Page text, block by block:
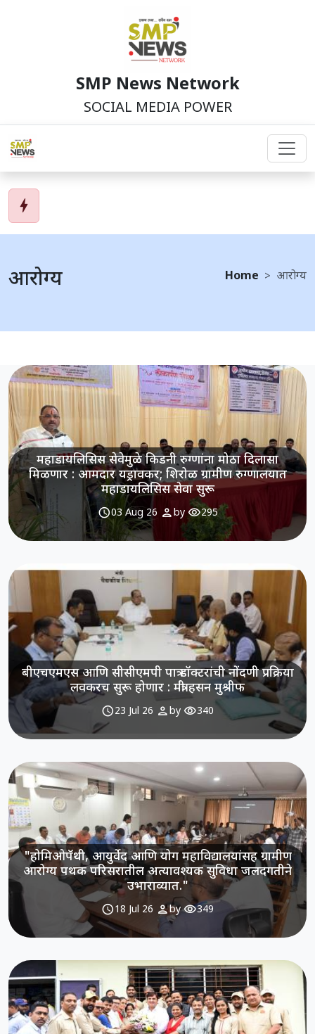
SMP News Network
SOCIAL MEDIA POWER
bolt
आरोग्य Home आरोग्य
महाडायलिसिस सेवेमुळे किडनी रुग्णांना मोठा दिलासा
मिळणार : आमदार यड्रावकर; शिरोळ ग्रामीण रुग्णालयात
महाडायलिसिस सेवा सुरू
schedule03 Aug 26 personby visibility295
बीएचएमएस आणि सीसीएमपी पात्र डॉक्टरांची नोंदणी प्रक्रिया
लवकरच सुरू होणार : मंत्री हसन मुश्रीफ
schedule23 Jul 26 personby visibility340
​"होमिओपॅथी, आयुर्वेद आणि योग महाविद्यालयांसह ग्रामीण
आरोग्य पथक परिसरातील अत्यावश्यक सुविधा जलदगतीने
उभाराव्यात."
schedule18 Jul 26 personby visibility349